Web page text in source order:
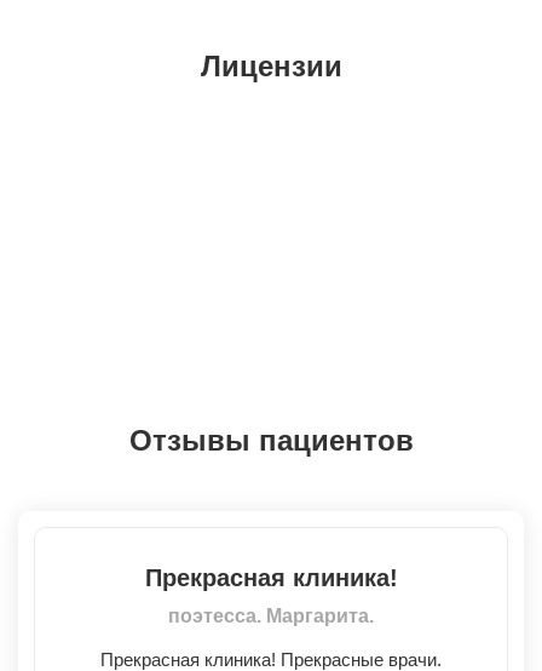
Лицензии
Отзывы пациентов
Прекрасная клиника!
поэтесса. Маргарита.
Прекрасная клиника! Прекрасные врачи.